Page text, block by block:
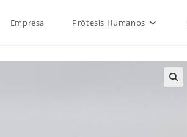
Empresa Prótesis Humanos